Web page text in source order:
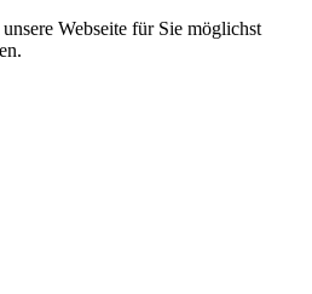
Webseite für Sie möglichst